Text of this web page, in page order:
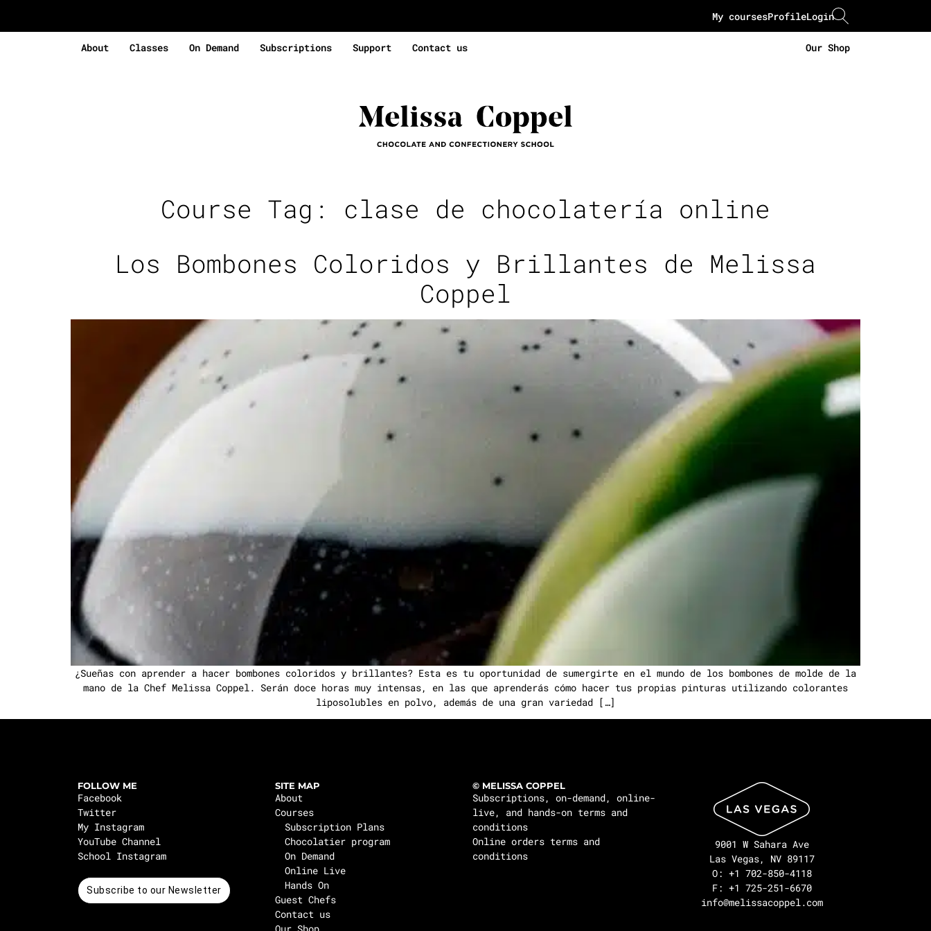
Login
Profile
My courses
About Classes On Demand Subscriptions Support Contact us Our Shop
Course Tag: clase de chocolatería online
Los Bombones Coloridos y Brillantes de Melissa
Coppel
¿Sueñas con aprender a hacer bombones coloridos y brillantes? Esta es tu oportunidad de sumergirte en el mundo de los bombones de molde de la
mano de la Chef Melissa Coppel. Serán doce horas muy intensas, en las que aprenderás cómo hacer tus propias pinturas utilizando colorantes
liposolubles en polvo, además de una gran variedad […]
FOLLOW ME
Facebook
Twitter
My Instagram
YouTube Channel
School Instagram
Subscribe to our Newsletter
SITE MAP
About
Courses
Subscription Plans
Chocolatier program
On Demand
Online Live
Hands On
Guest Chefs
Contact us
© MELISSA COPPEL
Subscriptions, on-demand, online-
live, and hands-on terms and
conditions
Online orders terms and
conditions
9001 W Sahara Ave
Las Vegas, NV 89117
O: +1 702-850-4118
F: +1 725-251-6670
info@melissacoppel.com